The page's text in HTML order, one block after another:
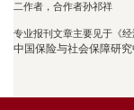
二作者，合作者孙祁祥
专业报刊文章主要见于《
中国保险与社会保障研